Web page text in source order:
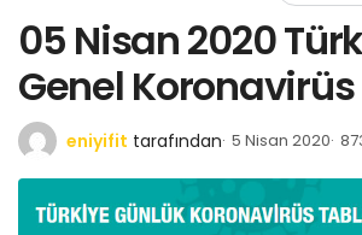
05 Nisan 2020
Genel
eniyifit tarafından 5 Nisan 2020